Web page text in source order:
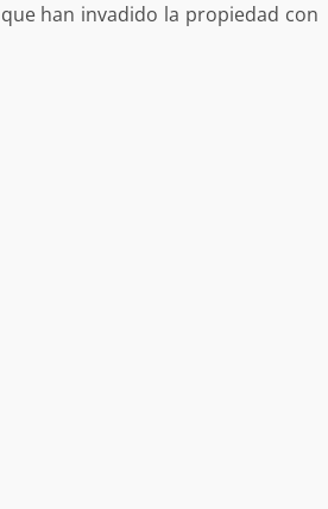
han invadido la propiedad con
orden de aprehensión por el